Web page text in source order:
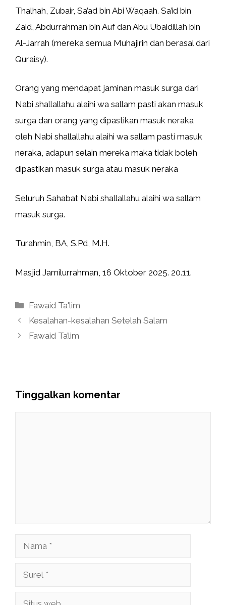
Thalhah, Zubair, Sa’ad bin Abi Waqaah. Sa’id bin
Zaid, Abdurrahman bin Auf dan Abu Ubaidillah bin
Al-Jarrah (mereka semua Muhajirin dan berasal dari
Quraisy).
Orang yang mendapat jaminan masuk surga dari
Nabi shallallahu alaihi wa sallam pasti akan masuk
surga dan orang yang dipastikan masuk neraka
oleh Nabi shallallahu alaihi wa sallam pasti masuk
neraka, adapun selain mereka maka tidak boleh
dipastikan masuk surga atau masuk neraka
Seluruh Sahabat Nabi shallallahu alaihi wa sallam
masuk surga.
Turahmin, BA, S.Pd, M.H.
Masjid Jamilurrahman, 16 Oktober 2025. 20.11.
Kategori
Fawaid Ta'lim
Kesalahan-kesalahan Setelah Salam
Fawaid Ta’lim
Tinggalkan komentar
Nama
Surel
Situs